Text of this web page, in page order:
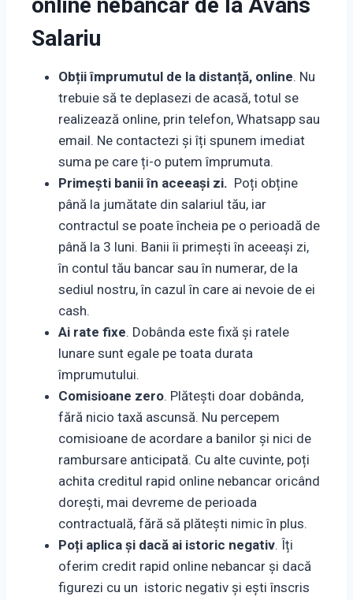
online nebancar de la Avans
Salariu
Obții împrumutul de la distanță, online. Nu
trebuie să te deplasezi de acasă, totul se
realizează online, prin telefon, Whatsapp sau
email. Ne contactezi și îți spunem imediat
suma pe care ți-o putem împrumuta.
Primești banii în aceeași zi. Poți obține
până la jumătate din salariul tău, iar
contractul se poate încheia pe o perioadă de
până la 3 luni. Banii îi primești în aceeași zi,
în contul tău bancar sau în numerar, de la
sediul nostru, în cazul în care ai nevoie de ei
cash.
Ai rate fixe. Dobânda este fixă și ratele
lunare sunt egale pe toata durata
împrumutului.
Comisioane zero. Plătești doar dobânda,
fără nicio taxă ascunsă. Nu percepem
comisioane de acordare a banilor și nici de
rambursare anticipată. Cu alte cuvinte, poți
achita creditul rapid online nebancar oricând
dorești, mai devreme de perioada
contractuală, fără să plătești nimic în plus.
Poți aplica și dacă ai istoric negativ. Îți
oferim credit rapid online nebancar și dacă
figurezi cu un istoric negativ și ești înscris